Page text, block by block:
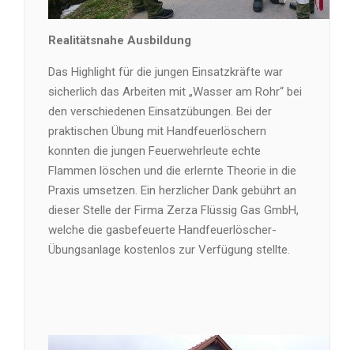
Realitätsnahe Ausbildung
Das Highlight für die jungen Einsatzkräfte war
sicherlich das Arbeiten mit „Wasser am Rohr“ bei
den verschiedenen Einsatzübungen. Bei der
praktischen Übung mit Handfeuerlöschern
konnten die jungen Feuerwehrleute echte
Flammen löschen und die erlernte Theorie in die
Praxis umsetzen. Ein herzlicher Dank gebührt an
dieser Stelle der Firma Zerza Flüssig Gas GmbH,
welche die gasbefeuerte Handfeuerlöscher-
Übungsanlage kostenlos zur Verfügung stellte.